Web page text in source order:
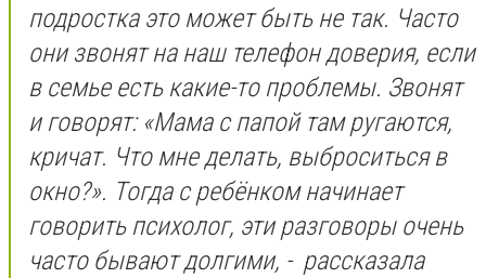
подростка это может быть не так. Часто
они звонят на наш телефон доверия, если
в семье есть какие-то проблемы. Звонят
и говорят: «Мама с папой там ругаются,
кричат. Что мне делать, выброситься в
окно?». Тогда с ребёнком начинает
говорить психолог, эти разговоры очень
часто бывают долгими, - рассказала